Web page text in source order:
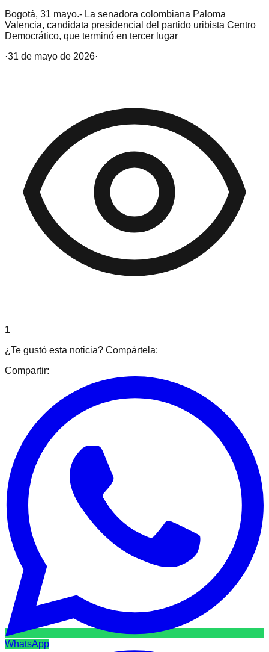
Bogotá, 31 mayo.- La senadora colombiana Paloma
Valencia, candidata presidencial del partido uribista Centro
Democrático, que terminó en tercer lugar
·31 de mayo de 2026·
1
¿Te gustó esta noticia? Compártela:
Compartir:
WhatsApp